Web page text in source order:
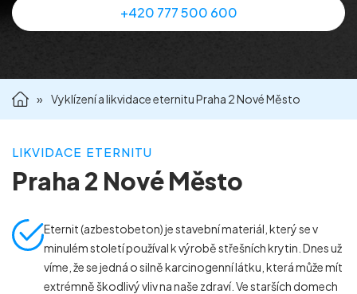
+420 777 500 600
» Vyklízení a likvidace eternitu Praha 2 Nové Město
LIKVIDACE ETERNITU
Praha 2 Nové Město
Eternit (azbestobeton) je stavební materiál, který se v
minulém století používal k výrobě střešních krytin. Dnes už
víme, že se jedná o silně karcinogenní látku, která může mít
extrémně škodlivý vliv na naše zdraví. Ve starších domech